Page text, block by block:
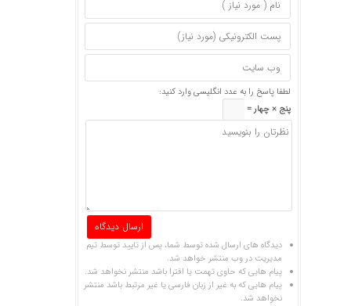
لطفا پاسخ را به عدد انگلیسی وارد کنید:
پنج × چهار =
دیدگاه های ارسال شده توسط شما، پس از تایید توسط تیم
مدیریت در وب منتشر خواهد شد.
پیام هایی که حاوی تهمت یا افترا باشد منتشر نخواهد شد.
پیام هایی که به غیر از زبان فارسی یا غیر مرتبط باشد منتشر
نخواهد شد.